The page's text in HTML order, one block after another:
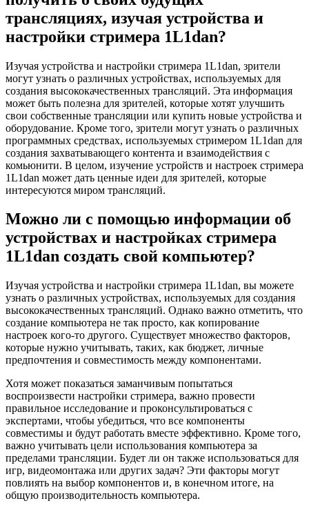
трансляциях, изучая устройства и
настройки стримера 1L1dan?
Изучая устройства и настройки стримера 1L1dan, зрители
могут узнать о различных устройствах, используемых для
создания высококачественных трансляций. Эта информация
может быть полезна для зрителей, которые хотят улучшить
свои собственные трансляции или купить новые устройства и
оборудование. Кроме того, зрители могут узнать о различных
программных средствах, используемых стримером 1L1dan для
создания захватывающего контента и взаимодействия с
комьюнити. В целом, изучение устройств и настроек стримера
1L1dan может дать ценные идеи для зрителей, которые
интересуются миром трансляций.
Можно ли с помощью информации об
устройствах и настройках стримера
1L1dan создать свой компьютер?
Изучая устройства и настройки стримера 1L1dan, вы можете
узнать о различных устройствах, используемых для создания
высококачественных трансляций. Однако важно отметить, что
создание компьютера не так просто, как копирование
настроек кого-то другого. Существует множество факторов,
которые нужно учитывать, таких, как бюджет, личные
предпочтения и совместимость между компонентами.
Хотя может показаться заманчивым попытаться
воспроизвести настройки стримера, важно провести
правильное исследование и проконсультироваться с
экспертами, чтобы убедиться, что все компоненты
совместимы и будут работать вместе эффективно. Кроме того,
важно учитывать цели использования компьютера за
пределами трансляции. Будет ли он также использоваться для
игр, видеомонтажа или других задач? Эти факторы могут
повлиять на выбор компонентов и, в конечном итоге, на
общую производительность компьютера.